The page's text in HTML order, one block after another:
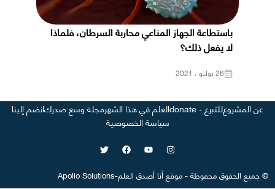
باستطاعة الجهاز المناعي محاربة السرطان، فلماذا
لا يفعل ذلك؟
26 يوليو ، 2021
عن المشروعللتبرع - donate العلم في هذا الشهرمجلة وسع صدركانضم إلينا
سياسة الخصوصية
©جميع الحقوق محفوظة-موقعأنا أصدق العلم-
Apollo Solutions